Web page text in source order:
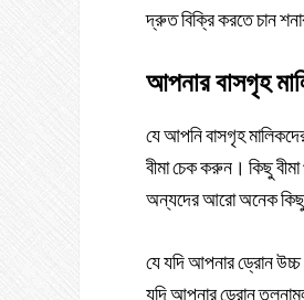
দ্রুত বিক্রি করতে চান
আপনার বাসগৃহ
যে আপনি বাসগৃহ
বীমা চেক করুন। কিছু
অন্যদের আরো অনেক
যে যদি আপনার ড্রোন
যদি আপনার ড্রোন